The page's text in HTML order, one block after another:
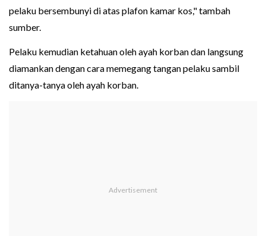
pelaku bersembunyi di atas plafon kamar kos," tambah
sumber.
Pelaku kemudian ketahuan oleh ayah korban dan langsung
diamankan dengan cara memegang tangan pelaku sambil
ditanya-tanya oleh ayah korban.